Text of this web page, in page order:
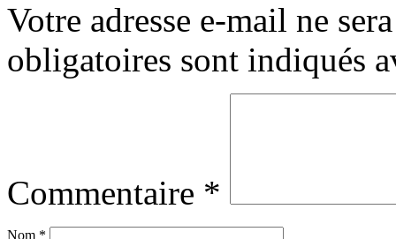
Votre adresse e-mail ne
obligatoires sont indiqués
Commentaire *
Nom *